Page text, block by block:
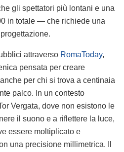
gli spettatori più lontani e una
in totale — che richiede una
attraverso RomaToday,
pensata per creare
per chi si trova a centinaia
palco. In un contesto
Vergata, dove non esistono le
il suono e a riflettere la luce,
essere moltiplicato e
una precisione millimetrica. Il